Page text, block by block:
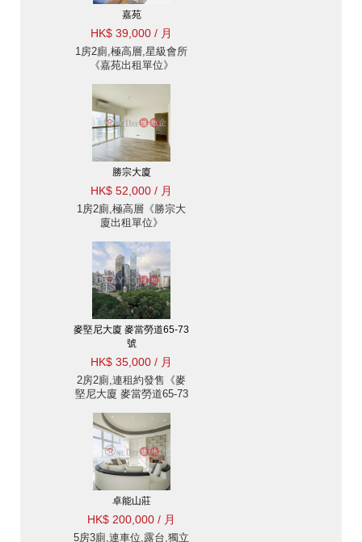
嘉苑
HK$ 39,000 / 月
1房2廁,極高層,星級會所
《嘉苑出租單位》
勝宗大廈
HK$ 52,000 / 月
1房2廁,極高層《勝宗大
廈出租單位》
麥堅尼大廈 麥當勞道65-73
號
HK$ 35,000 / 月
2房2廁,連租約發售《麥
堅尼大廈 麥當勞道65-73
卓能山莊
HK$ 200,000 / 月
5房3廁,連車位,露台,獨立